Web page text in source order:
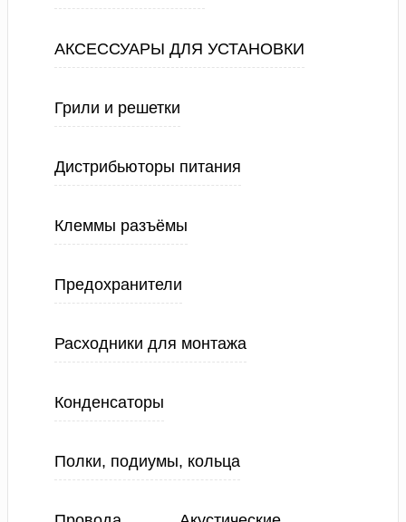
АКСЕССУАРЫ ДЛЯ УСТАНОВКИ
Грили и решетки
Дистрибьюторы питания
Клеммы разъёмы
Предохранители
Расходники для монтажа
Конденсаторы
Полки, подиумы, кольца